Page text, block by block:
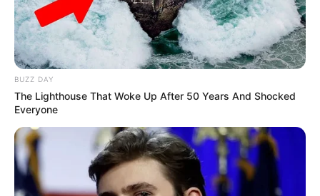
— A kislány üzenni próbált valamit… — mondogatták halkan.
BUZZ DAY
The Lighthouse That Woke Up After 50 Years And Shocked
Everyone